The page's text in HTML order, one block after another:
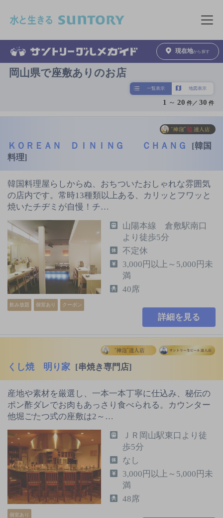
メニュ
現在地から探す
岡山県で座敷ありのお店
一覧表示 地図表示
1 ～ 20 件／30 件
ＫＯＲＥＡＮ ＤＩＮＩＮＧ ＣＨＡＮＧ
[韓国
料理]
韓国料理屋らしからぬ、おちついたおしゃれな雰囲気
の店内です。常時13種類以上ある、カリッとフワッと
焼いたチヂミが自慢！チ…
飲み放題 個室あり クーポン
山陽本線 倉敷駅南口
より徒歩5分
不定休
3,000円以上～5,000円未
満
40席
詳細を見る
くし焼 明り家 [串焼き専門店]
産地や素材を厳選し、一本一本丁寧に仕込み、秘伝の
ポン酢ダレでお肉もあっさり食べられる。カウンター
他堀ごたつ式の座敷は2～…
個室あり
ＪＲ岡山駅東口より徒
歩5分
なし
3,000円以上～5,000円未
満
48席